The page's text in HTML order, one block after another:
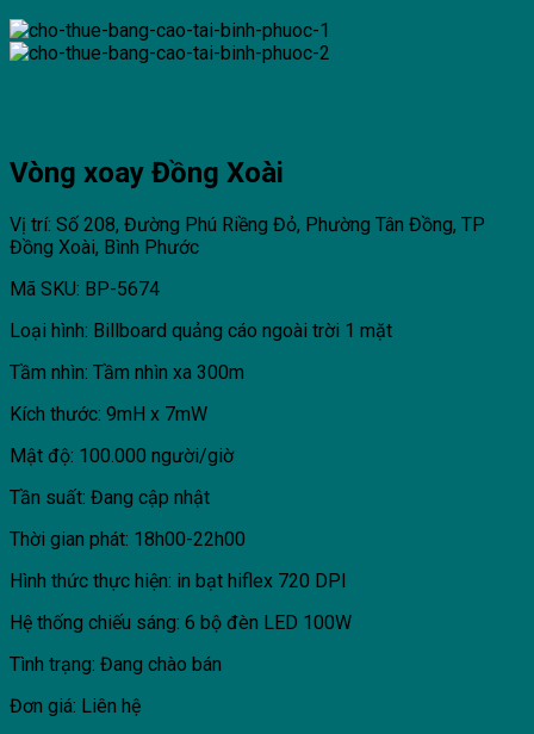
Vòng xoay Đồng Xoài
Vị trí: Số 208, Đường Phú Riềng Đỏ, Phường Tân Đồng, TP
Đồng Xoài, Bình Phước
Mã SKU: BP-5674
Loại hình: Billboard quảng cáo ngoài trời 1 mặt
Tầm nhìn: Tầm nhìn xa 300m
Kích thước: 9mH x 7mW
Mật độ: 100.000 người/giờ
Tần suất: Đang cập nhật
Thời gian phát: 18h00-22h00
Hình thức thực hiện: in bạt hiflex 720 DPI
Hệ thống chiếu sáng: 6 bộ đèn LED 100W
Tình trạng: Đang chào bán
Đơn giá: Liên hệ